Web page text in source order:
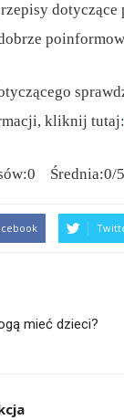
kliknij tutaj:
Średnia:0/
mieć dzieci?